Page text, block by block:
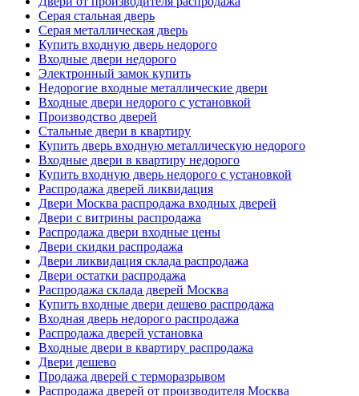
Серая стальная дверь
Серая металлическая дверь
Купить входную дверь недорого
Входные двери недорого
Электронный замок купить
Недорогие входные металлические двери
Входные двери недорого с установкой
Производство дверей
Стальные двери в квартиру
Купить дверь входную металлическую недорого
Входные двери в квартиру недорого
Купить входную дверь недорого с установкой
Распродажа дверей ликвидация
Двери Москва распродажа входных дверей
Двери с витрины распродажа
Распродажа двери входные цены
Двери скидки распродажа
Двери ликвидация склада распродажа
Двери остатки распродажа
Распродажа склада дверей Москва
Купить входные двери дешево распродажа
Входная дверь недорого распродажа
Распродажа дверей установка
Входные двери в квартиру распродажа
Двери дешево
Продажа дверей с терморазрывом
Распродажа дверей от производителя Москва